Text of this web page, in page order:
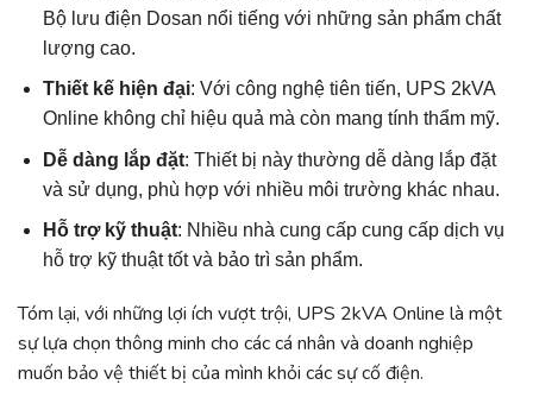
Bộ lưu điện Dosan nổi tiếng với những sản phẩm chất
lượng cao.
Thiết kế hiện đại: Với công nghệ tiên tiến, UPS 2kVA
Online không chỉ hiệu quả mà còn mang tính thẩm mỹ.
Dễ dàng lắp đặt: Thiết bị này thường dễ dàng lắp đặt
và sử dụng, phù hợp với nhiều môi trường khác nhau.
Hỗ trợ kỹ thuật: Nhiều nhà cung cấp cung cấp dịch vụ
hỗ trợ kỹ thuật tốt và bảo trì sản phẩm.
Tóm lại, với những lợi ích vượt trội, UPS 2kVA Online là một
sự lựa chọn thông minh cho các cá nhân và doanh nghiệp
muốn bảo vệ thiết bị của mình khỏi các sự cố điện.